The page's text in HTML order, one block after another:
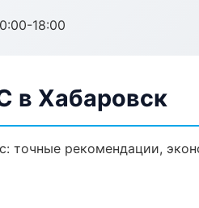
18:00
в Хабаровск
точные рекомендации,